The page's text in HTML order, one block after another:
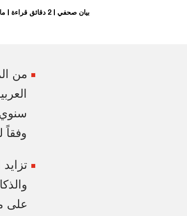
بيان صحفي 2 دقائق قراءة
من
وفقاً
على